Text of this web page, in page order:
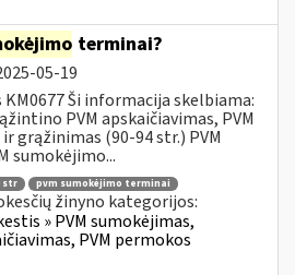
terminai?
05-19
Ši informacija skelbiama:
PVM apskaičiavimas, PVM
grąžinimas (90-94 str.) PVM
sumokėjimo...
str
pvm sumokėjimo terminai
žinyno kategorijos:
» PVM sumokėjimas,
PVM permokos